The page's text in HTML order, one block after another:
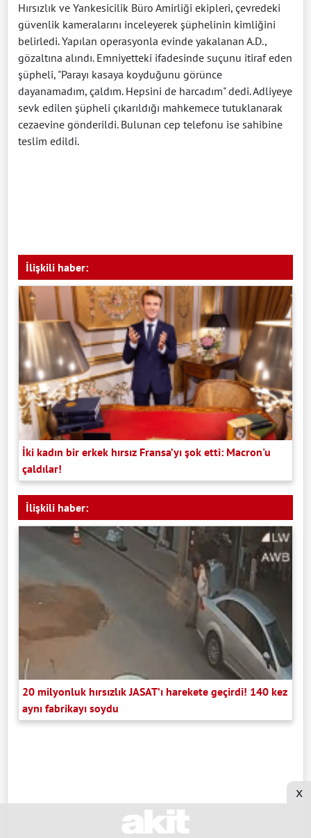
Hırsızlık ve Yankesicilik Büro Amirliği ekipleri, çevredeki
güvenlik kameralarını inceleyerek şüphelinin kimliğini
belirledi. Yapılan operasyonla evinde yakalanan A.D.,
gözaltına alındı. Emniyetteki ifadesinde suçunu itiraf eden
şüpheli, "Parayı kasaya koyduğunu görünce
dayanamadım, çaldım. Hepsini de harcadım" dedi. Adliyeye
sevk edilen şüpheli çıkarıldığı mahkemece tutuklanarak
cezaevine gönderildi. Bulunan cep telefonu ise sahibine
teslim edildi.
İlişkili haber:
İki kadın bir erkek hırsız Fransa’yı şok etti: Macron'u
çaldılar!
İlişkili haber:
20 milyonluk hırsızlık JASAT’ı harekete geçirdi! 140 kez
aynı fabrikayı soydu
x